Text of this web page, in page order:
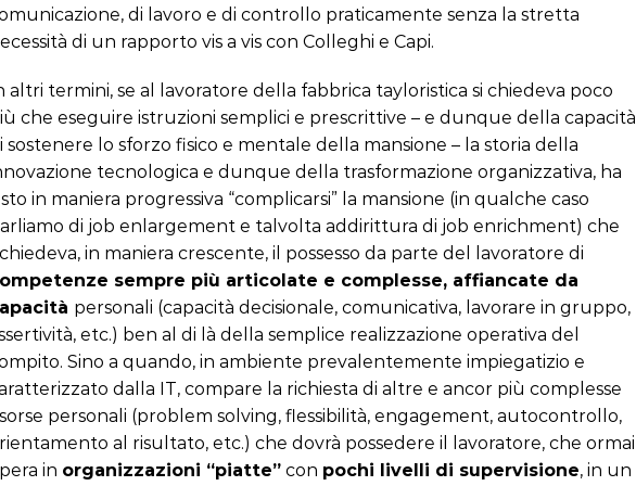
di lavoro e di controllo praticamente senza la stretta
di un rapporto vis a vis con Colleghi e Capi.
altri termini, se al lavoratore della fabbrica tayloristica si chiedeva poco
che eseguire istruzioni semplici e prescrittive – e dunque della capacità
sostenere lo sforzo fisico e mentale della mansione – la storia della
tecnologica e dunque della trasformazione organizzativa, ha
in maniera progressiva “complicarsi” la mansione (in qualche caso
di job enlargement e talvolta addirittura di job enrichment) che
in maniera crescente, il possesso da parte del lavoratore di
sempre più articolate e complesse, affiancate da
personali (capacità decisionale, comunicativa, lavorare in gruppo,
etc.) ben al di là della semplice realizzazione operativa del
Sino a quando, in ambiente prevalentemente impiegatizio e
dalla IT, compare la richiesta di altre e ancor più complesse
personali (problem solving, flessibilità, engagement, autocontrollo,
al risultato, etc.) che dovrà possedere il lavoratore, che ormai
in organizzazioni “piatte”con pochi livelli di supervisione, in un